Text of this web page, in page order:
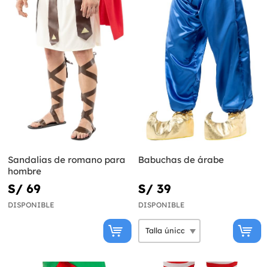
Sandalias de romano para
hombre
S/ 69
DISPONIBLE
Babuchas de árabe
S/ 39
DISPONIBLE